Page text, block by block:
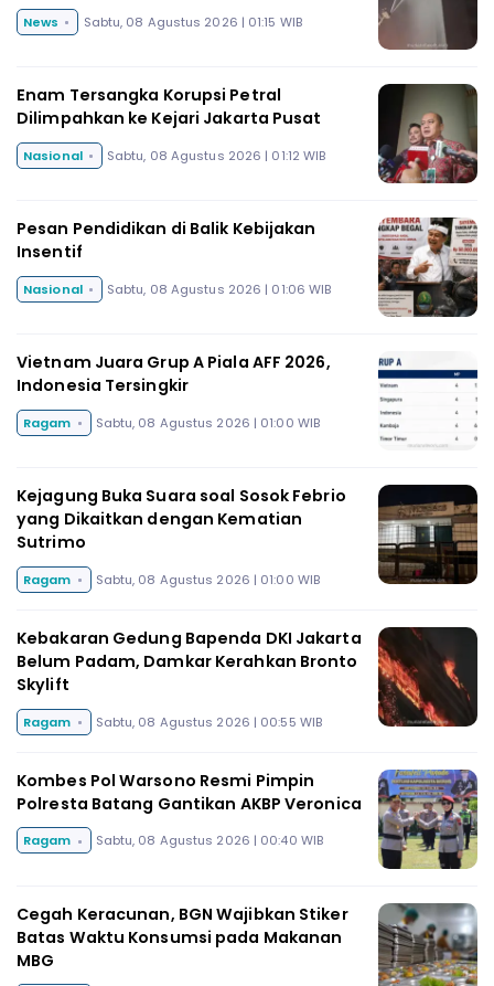
News Sabtu, 08 Agustus 2026 | 01:15 WIB
Enam Tersangka Korupsi Petral
Dilimpahkan ke Kejari Jakarta Pusat
Nasional Sabtu, 08 Agustus 2026 | 01:12 WIB
Pesan Pendidikan di Balik Kebijakan
Insentif
Nasional Sabtu, 08 Agustus 2026 | 01:06 WIB
Vietnam Juara Grup A Piala AFF 2026,
Indonesia Tersingkir
Ragam Sabtu, 08 Agustus 2026 | 01:00 WIB
Kejagung Buka Suara soal Sosok Febrio
yang Dikaitkan dengan Kematian
Sutrimo
Ragam Sabtu, 08 Agustus 2026 | 01:00 WIB
Kebakaran Gedung Bapenda DKI Jakarta
Belum Padam, Damkar Kerahkan Bronto
Skylift
Ragam Sabtu, 08 Agustus 2026 | 00:55 WIB
Kombes Pol Warsono Resmi Pimpin
Polresta Batang Gantikan AKBP Veronica
Ragam Sabtu, 08 Agustus 2026 | 00:40 WIB
Cegah Keracunan, BGN Wajibkan Stiker
Batas Waktu Konsumsi pada Makanan
MBG